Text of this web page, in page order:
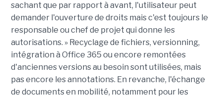
sachant que par rapport à avant, l'utilisateur peut
demander l'ouverture de droits mais c'est toujours le
responsable ou chef de projet qui donne les
autorisations. » Recyclage de fichiers, versionning,
intégration à Office 365 ou encore remontées
d'anciennes versions au besoin sont utilisées, mais
pas encore les annotations. En revanche, l'échange
de documents en mobilité, notamment pour les